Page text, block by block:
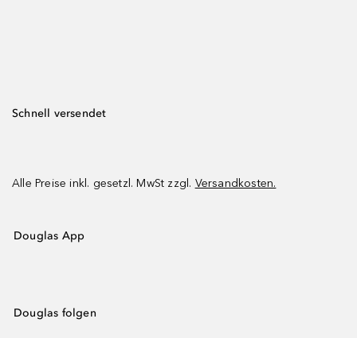
Schnell versendet
Alle Preise inkl. gesetzl. MwSt zzgl. Versandkosten.
Douglas App
Douglas folgen